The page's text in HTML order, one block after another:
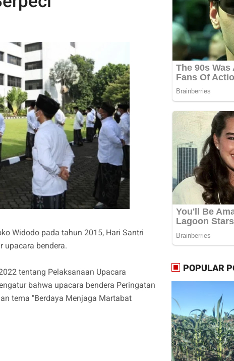
Widodo pada tahun 2015, Hari Santri
upacara bendera.
tentang Pelaksanaan Upacara
bahwa upacara bendera Peringatan
tema "Berdaya Menjaga Martabat
POPULAR